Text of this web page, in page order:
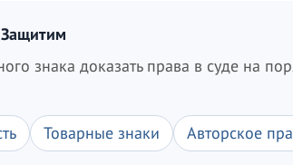
знака доказать права в суде на
Товарные знаки Авторское